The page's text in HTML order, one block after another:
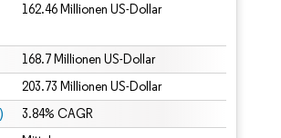
162.46 Millionen US-Dollar
168.7 Millionen US-Dollar
203.73 Millionen US-Dollar
3.84% CAGR
BY 4.0.